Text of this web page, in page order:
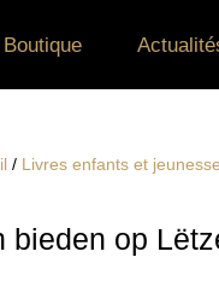
Boutique
/ Livres enfants et jeunesse
bieden op